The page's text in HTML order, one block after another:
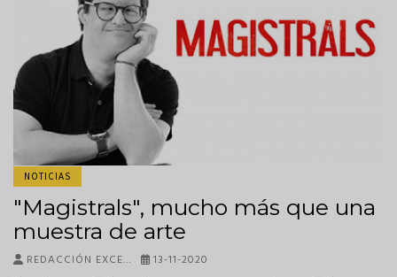
NOTICIAS
"Magistrals", mucho más que una
muestra de arte
REDACCIÓN EXCE… 13-11-2020